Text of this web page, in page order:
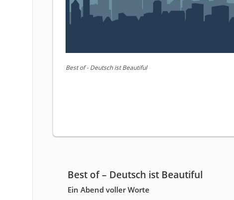
Best of - Deutsch ist Beautiful
Best of – Deutsch ist Beautiful
Ein Abend voller Worte